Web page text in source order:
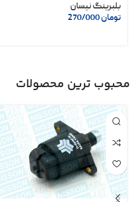
بلبرینگ نیسان
تومان
محبوب ترین محصولات